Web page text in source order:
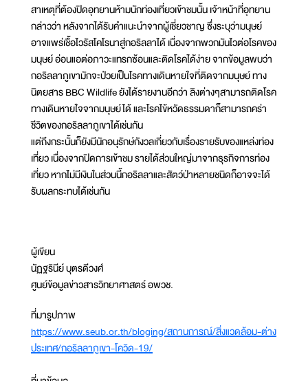
สาเหตุที่ต้องปิดอุทยานห้ามนักท่องเที่ยวเข้าชมนั้น เจ้าหน้าที่อุทยาน
กล่าวว่า หลังจากได้รับคำแนะนำจากผู้เชี่ยวชาญ ซึ่งระบุว่ามนุษย์
อาจแพร่เชื้อไวรัสโคโรนาสู่กอริลลาได้ เนื่องจากพวกมันไวต่อโรคของ
มนุษย์ อ่อนแอต่อภาวะแทรกซ้อนและติดโรคได้ง่าย จากข้อมูลพบว่า
กอริลลาภูเขามักจะป่วยเป็นโรคทางเดินหายใจที่ติดจากมนุษย์ ทาง
นิตยสาร BBC Wildlife ยังได้รายงานอีกว่า ลิงต่างๆสามารถติดโรค
ทางเดินหายใจจากมนุษย์ได้ และโรคไข้หวัดธรรมดาก็สามารถคร่า
ชีวิตของกอริลลาภูเขาได้เช่นกัน
แต่ถึงกระนั้นก็ยังมีนักอนุรักษ์กังวลเกี่ยวกับเรื่องรายรับของแหล่งท่อง
เที่ยว เนื่องจากปิดการเข้าชม รายได้ส่วนใหญ่มาจากธุรกิจการท่อง
เที่ยว หากไม่มีเงินในส่วนนี้กอริลลาและสัตว์ป่าหลายชนิดก็อาจจะได้
รับผลกระทบได้เช่นกัน
ผู้เขียน
นัฏฐรินีย์ บุตรดีวงศ์
ศูนย์ข้อมูลข่าวสารวิทยาศาสตร์ อพวช.
ที่มารูปภาพ
https://www.seub.or.th/bloging/สถานการณ์/สิ่งแวดล้อม-ต่าง
ประเทศ/กอริลลาภูเขา-โควิด-19/